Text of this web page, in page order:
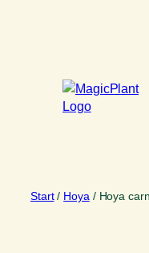
Start/ Hoya / Hoya